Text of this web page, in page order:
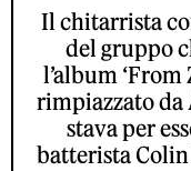
Il chitarrista
del gruppo
l’album
rimpiazzato da
stava per
batterista